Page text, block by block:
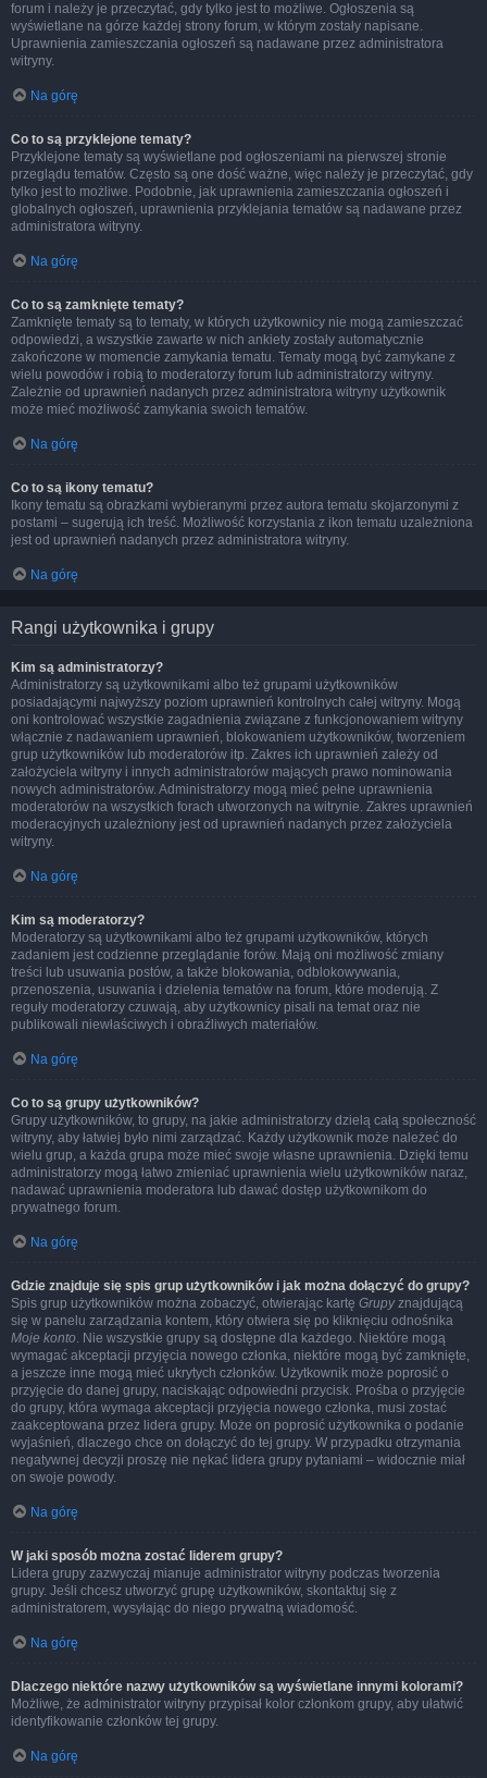
forum i należy je przeczytać, gdy tylko jest to możliwe. Ogłoszenia są
wyświetlane na górze każdej strony forum, w którym zostały napisane.
Uprawnienia zamieszczania ogłoszeń są nadawane przez administratora
witryny.
Na górę
Co to są przyklejone tematy?
Przyklejone tematy są wyświetlane pod ogłoszeniami na pierwszej stronie
przeglądu tematów. Często są one dość ważne, więc należy je przeczytać, gdy
tylko jest to możliwe. Podobnie, jak uprawnienia zamieszczania ogłoszeń i
globalnych ogłoszeń, uprawnienia przyklejania tematów są nadawane przez
administratora witryny.
Na górę
Co to są zamknięte tematy?
Zamknięte tematy są to tematy, w których użytkownicy nie mogą zamieszczać
odpowiedzi, a wszystkie zawarte w nich ankiety zostały automatycznie
zakończone w momencie zamykania tematu. Tematy mogą być zamykane z
wielu powodów i robią to moderatorzy forum lub administratorzy witryny.
Zależnie od uprawnień nadanych przez administratora witryny użytkownik
może mieć możliwość zamykania swoich tematów.
Na górę
Co to są ikony tematu?
Ikony tematu są obrazkami wybieranymi przez autora tematu skojarzonymi z
postami – sugerują ich treść. Możliwość korzystania z ikon tematu uzależniona
jest od uprawnień nadanych przez administratora witryny.
Na górę
Rangi użytkownika i grupy
Kim są administratorzy?
Administratorzy są użytkownikami albo też grupami użytkowników
posiadającymi najwyższy poziom uprawnień kontrolnych całej witryny. Mogą
oni kontrolować wszystkie zagadnienia związane z funkcjonowaniem witryny
włącznie z nadawaniem uprawnień, blokowaniem użytkowników, tworzeniem
grup użytkowników lub moderatorów itp. Zakres ich uprawnień zależy od
założyciela witryny i innych administratorów mających prawo nominowania
nowych administratorów. Administratorzy mogą mieć pełne uprawnienia
moderatorów na wszystkich forach utworzonych na witrynie. Zakres uprawnień
moderacyjnych uzależniony jest od uprawnień nadanych przez założyciela
witryny.
Na górę
Kim są moderatorzy?
Moderatorzy są użytkownikami albo też grupami użytkowników, których
zadaniem jest codzienne przeglądanie forów. Mają oni możliwość zmiany
treści lub usuwania postów, a także blokowania, odblokowywania,
przenoszenia, usuwania i dzielenia tematów na forum, które moderują. Z
reguły moderatorzy czuwają, aby użytkownicy pisali na temat oraz nie
publikowali niewłaściwych i obraźliwych materiałów.
Na górę
Co to są grupy użytkowników?
Grupy użytkowników, to grupy, na jakie administratorzy dzielą całą społeczność
witryny, aby łatwiej było nimi zarządzać. Każdy użytkownik może należeć do
wielu grup, a każda grupa może mieć swoje własne uprawnienia. Dzięki temu
administratorzy mogą łatwo zmieniać uprawnienia wielu użytkowników naraz,
nadawać uprawnienia moderatora lub dawać dostęp użytkownikom do
prywatnego forum.
Na górę
Gdzie znajduje się spis grup użytkowników i jak można dołączyć do grupy?
Spis grup użytkowników można zobaczyć, otwierając kartę Grupyznajdującą
się w panelu zarządzania kontem, który otwiera się po kliknięciu odnośnika
Moje konto. Nie wszystkie grupy są dostępne dla każdego. Niektóre mogą
wymagać akceptacji przyjęcia nowego członka, niektóre mogą być zamknięte,
a jeszcze inne mogą mieć ukrytych członków. Użytkownik może poprosić o
przyjęcie do danej grupy, naciskając odpowiedni przycisk. Prośba o przyjęcie
do grupy, która wymaga akceptacji przyjęcia nowego członka, musi zostać
zaakceptowana przez lidera grupy. Może on poprosić użytkownika o podanie
wyjaśnień, dlaczego chce on dołączyć do tej grupy. W przypadku otrzymania
negatywnej decyzji proszę nie nękać lidera grupy pytaniami – widocznie miał
on swoje powody.
Na górę
W jaki sposób można zostać liderem grupy?
Lidera grupy zazwyczaj mianuje administrator witryny podczas tworzenia
grupy. Jeśli chcesz utworzyć grupę użytkowników, skontaktuj się z
administratorem, wysyłając do niego prywatną wiadomość.
Na górę
Dlaczego niektóre nazwy użytkowników są wyświetlane innymi kolorami?
Możliwe, że administrator witryny przypisał kolor członkom grupy, aby ułatwić
identyfikowanie członków tej grupy.
Na górę